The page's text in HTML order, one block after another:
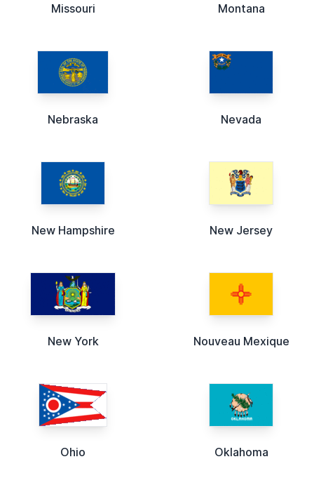
Missouri Montana
Nebraska Nevada
New Hampshire New Jersey
New York Nouveau Mexique
Ohio Oklahoma